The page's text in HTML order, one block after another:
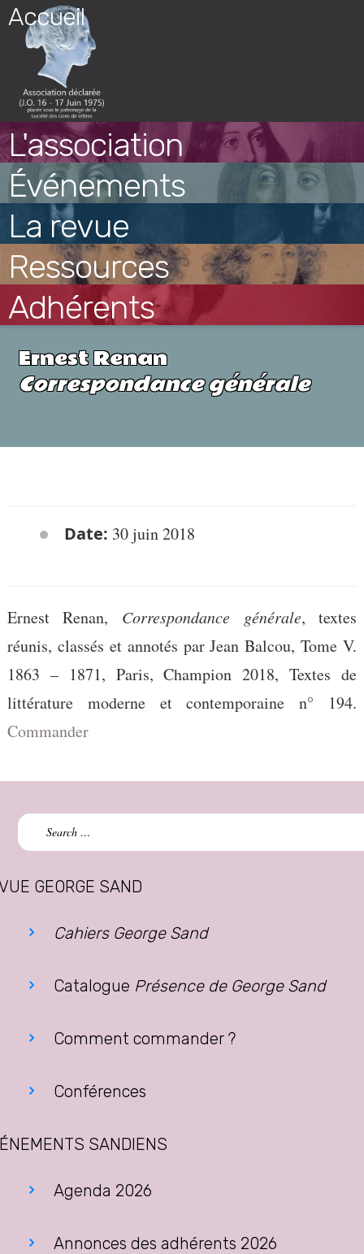
Skip
content
Accueil
L'association
Événements
La revue
Ressources
Adhérents
Ernest Renan
Correspondance générale
Date: 30 juin 2018
Ernest Renan, Correspondance générale, textes
réunis, classés et annotés par Jean Balcou, Tome V.
1863 – 1871, Paris, Champion 2018, Textes de
littérature moderne et contemporaine n° 194.
Commander
Search
for:
GEORGE SAND
Cahiers George Sand
Catalogue Présence de George Sand
Comment commander ?
Conférences
SANDIENS
Agenda 2026
Annonces des adhérents 2026